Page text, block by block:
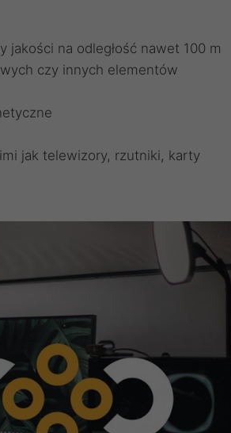
jakości na odległość nawet 100 m
czy innych elementów
jak telewizory, rzutniki, karty